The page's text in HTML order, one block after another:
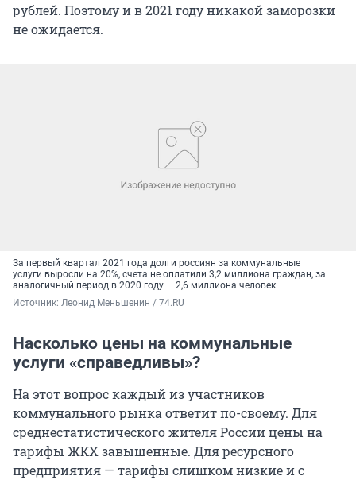
рублей. Поэтому и в 2021 году никакой заморозки
не ожидается.
За первый квартал 2021 года долги россиян за коммунальные
услуги выросли на 20%, счета не оплатили 3,2 миллиона граждан, за
аналогичный период в 2020 году — 2,6 миллиона человек
Источник: Леонид Меньшенин / 74.RU
Насколько цены на коммунальные
услуги «справедливы»?
На этот вопрос каждый из участников
коммунального рынка ответит по-своему. Для
среднестатистического жителя России цены на
тарифы ЖКХ завышенные. Для ресурсного
предприятия — тарифы слишком низкие и с